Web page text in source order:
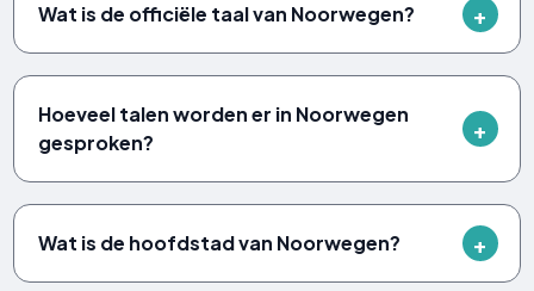
Wat is de officiële taal van Noorwegen?
Hoeveel talen worden er in Noorwegen
gesproken?
Wat is de hoofdstad van Noorwegen?